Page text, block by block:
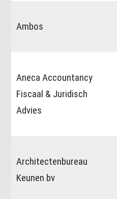
Ambos
Aneca Accountancy
Fiscaal & Juridisch
Advies
Architectenbureau
Keunen bv